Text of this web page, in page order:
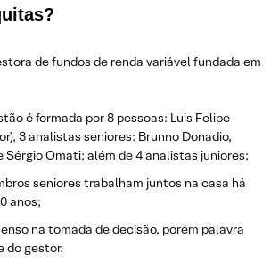
de fundos de renda variável fundada em
é formada por 8 pessoas: Luis Felipe
3 analistas seniores: Brunno Donadio,
Sérgio Omati; além de 4 analistas juniores;
seniores trabalham juntos na casa há
anos;
na tomada de decisão, porém palavra
do gestor.